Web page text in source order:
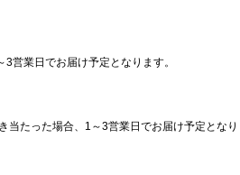
営業日でお届け予定となります。
たった場合、1～3営業日でお届け予定となり